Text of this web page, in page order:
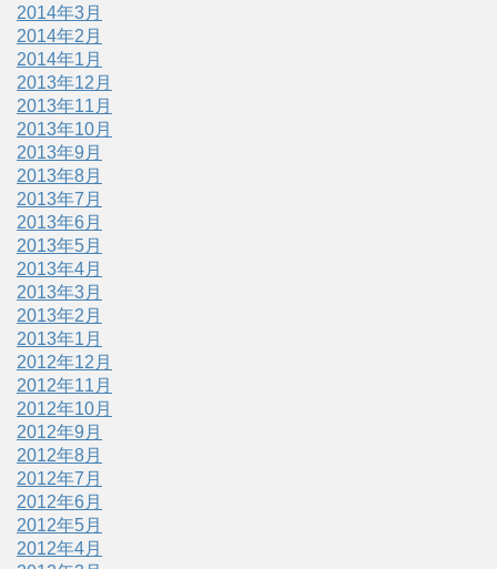
2014年3月
2014年2月
2014年1月
2013年12月
2013年11月
2013年10月
2013年9月
2013年8月
2013年7月
2013年6月
2013年5月
2013年4月
2013年3月
2013年2月
2013年1月
2012年12月
2012年11月
2012年10月
2012年9月
2012年8月
2012年7月
2012年6月
2012年5月
2012年4月